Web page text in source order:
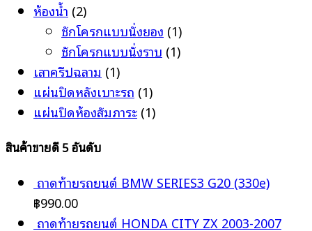
ห้องน้ำ (2)
ชักโครกแบบนั่งยอง (1)
ชักโครกแบบนั่งราบ (1)
เสาครีปฉลาม (1)
แผ่นปิดหลังเบาะรถ (1)
แผ่นปิดห้องสัมภาระ (1)
สินค้าขายดี 5 อันดับ
ถาดท้ายรถยนต์ BMW SERIES3 G20 (330e)
฿990.00
ถาดท้ายรถยนต์ HONDA CITY ZX 2003-2007